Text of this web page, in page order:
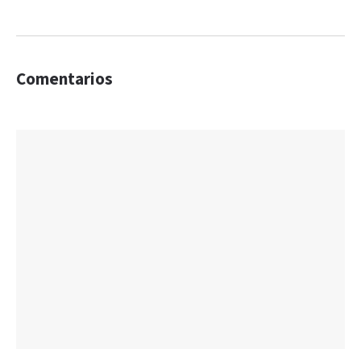
Comentarios